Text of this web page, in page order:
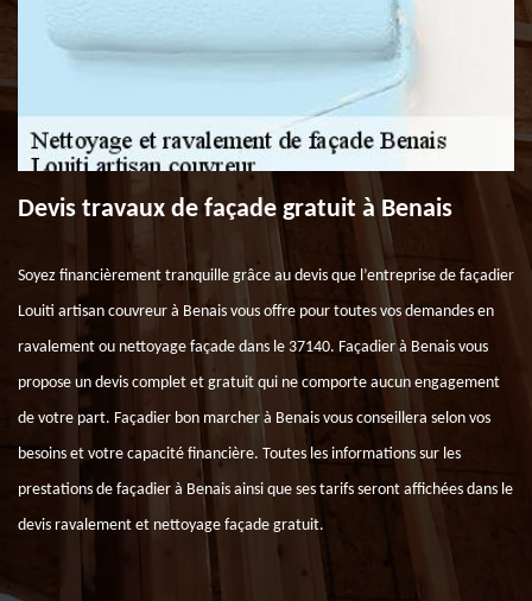
Devis travaux de façade gratuit à Benais
Soyez financièrement tranquille grâce au devis que l’entreprise de façadier
Louiti artisan couvreur à Benais vous offre pour toutes vos demandes en
ravalement ou nettoyage façade dans le 37140. Façadier à Benais vous
propose un devis complet et gratuit qui ne comporte aucun engagement
de votre part. Façadier bon marcher à Benais vous conseillera selon vos
besoins et votre capacité financière. Toutes les informations sur les
prestations de façadier à Benais ainsi que ses tarifs seront affichées dans le
devis ravalement et nettoyage façade gratuit.